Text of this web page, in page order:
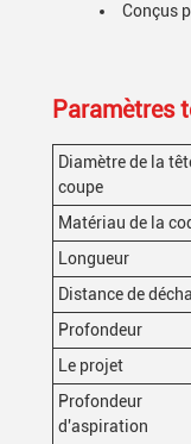
Conçus
Paramètres
Diamètre de la
coupe
Matériau de la
Longueur
Distance de
Profondeur
Le projet
Profondeur
d'aspiration